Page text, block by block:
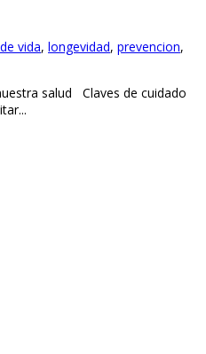
vida, longevidad, prevencion,
salud Claves de cuidado